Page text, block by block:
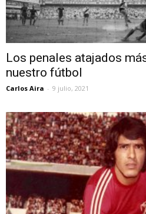
Los penales atajados
nuestro fútbol
Carlos Aira - 9 julio, 2021